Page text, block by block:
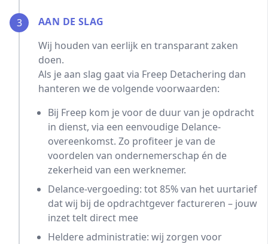
3
AAN DE SLAG
Wij houden van eerlijk en transparant zaken
doen.
Als je aan slag gaat via Freep Detachering dan
hanteren we de volgende voorwaarden:
Bij Freep kom je voor de duur van je opdracht
in dienst, via een eenvoudige Delance-
overeenkomst. Zo profiteer je van de
voordelen van ondernemerschap én de
zekerheid van een werknemer.
Delance-vergoeding: tot 85% van het uurtarief
dat wij bij de opdrachtgever factureren – jouw
inzet telt direct mee
Heldere administratie: wij zorgen voor